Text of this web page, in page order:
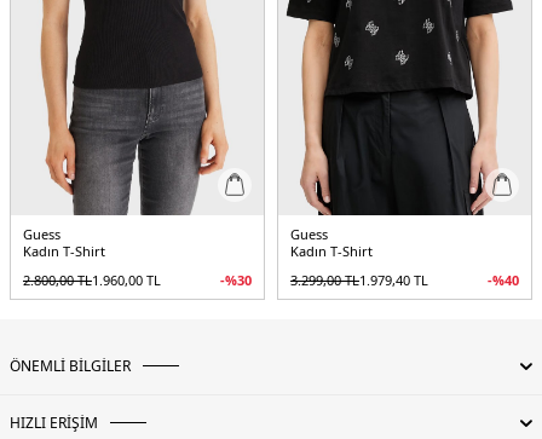
Guess
Kadın T-Shirt
2.800,00TL1.960,00 TL -%30
Guess
Kadın T-Shirt
3.299,00TL1.979,40 TL -%40
ÖNEMLİ BİLGİLER
HIZLI ERİŞİM